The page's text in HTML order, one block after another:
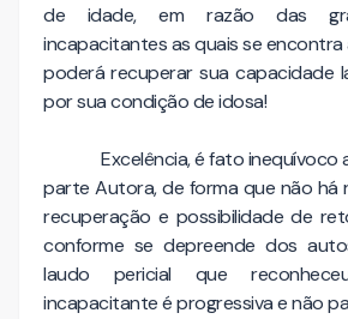
de idade, em razão das
incapacitantes as quais se encontra
poderá recuperar sua capacidade
por sua condição de idosa!
Excelência, é fato inequívoco
parte Autora, de forma que não há
recuperação e possibilidade de
conforme se depreende dos
laudo pericial que
incapacitante é progressiva e não